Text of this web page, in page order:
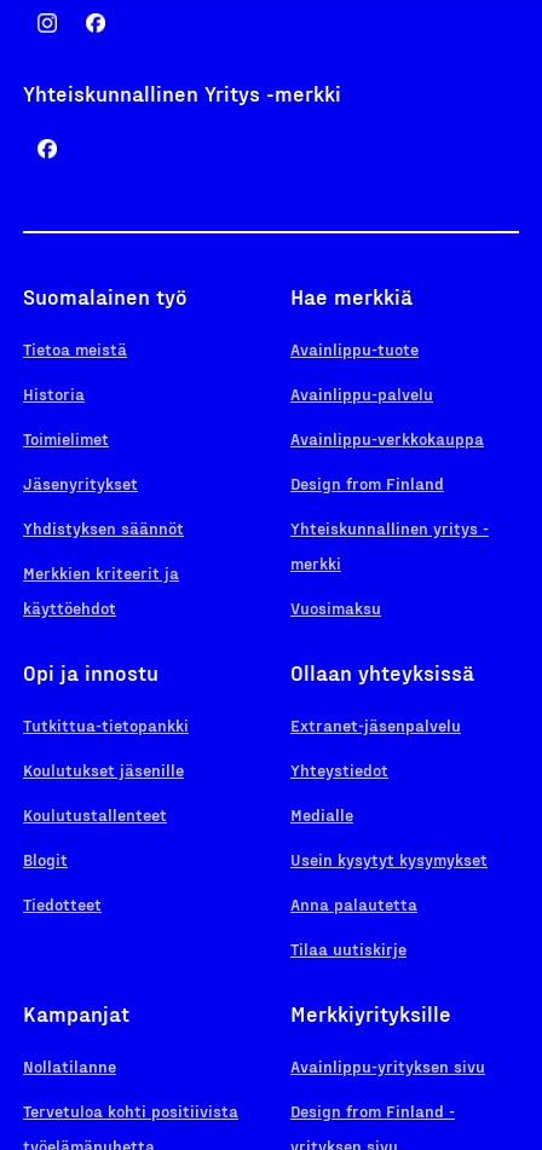
Yhteiskunnallinen Yritys -merkki
Suomalainen työ
Tietoa meistä
Historia
Toimielimet
Jäsenyritykset
Yhdistyksen säännöt
Merkkien kriteerit ja
käyttöehdot
Hae merkkiä
Avainlippu-tuote
Avainlippu-palvelu
Avainlippu-verkkokauppa
Design from Finland
Yhteiskunnallinen yritys -
merkki
Vuosimaksu
Opi ja innostu
Tutkittua-tietopankki
Koulutukset jäsenille
Koulutustallenteet
Blogit
Tiedotteet
Ollaan yhteyksissä
Extranet-jäsenpalvelu
Yhteystiedot
Medialle
Usein kysytyt kysymykset
Anna palautetta
Tilaa uutiskirje
Kampanjat
Nollatilanne
Tervetuloa kohti positiivista
työelämäpuhetta
Merkkiyrityksille
Avainlippu-yrityksen sivu
Design from Finland -
yrityksen sivu